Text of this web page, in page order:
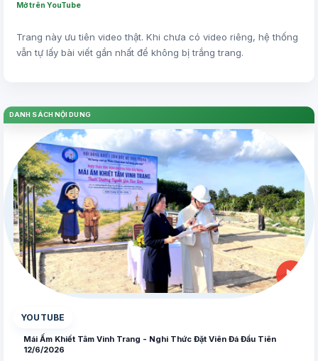
Mở trên YouTube
Trang này ưu tiên video thật. Khi chưa có video riêng, hệ thống
vẫn tự lấy bài viết gần nhất để không bị trắng trang.
DANH SÁCH NỘI DUNG
▶
YOUTUBE
Mái Ấm Khiết Tâm Vinh Trang - Nghi Thức Đặt Viên Đá Đầu Tiên
12/6/2026